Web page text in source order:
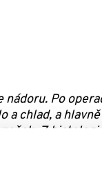
Po
chlad, a
Z
průměr přežití